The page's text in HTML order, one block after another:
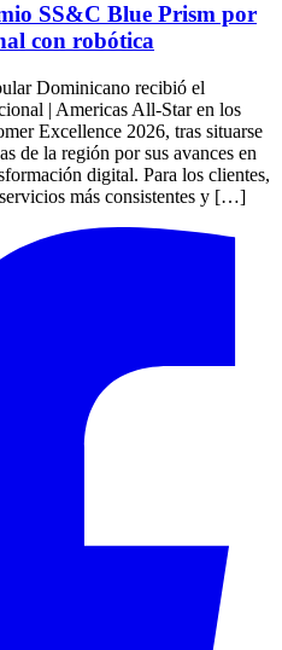
SS&C Blue Prism por
con robótica
Dominicano recibió el
| Americas All-Star en los
Excellence 2026, tras situarse
de la región por sus avances en
digital. Para los clientes,
más consistentes y […]